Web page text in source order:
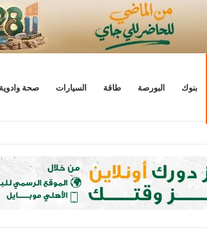
بنوك البورصة طاقة السيارات صحة وادوية
اجتماع «البريكس» 2027